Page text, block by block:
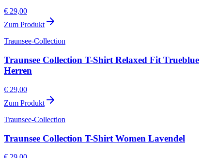
€ 29,00
Zum Produkt
Traunsee-Collection
Traunsee Collection T-Shirt Relaxed Fit Trueblue
Herren
€ 29,00
Zum Produkt
Traunsee-Collection
Traunsee Collection T-Shirt Women Lavendel